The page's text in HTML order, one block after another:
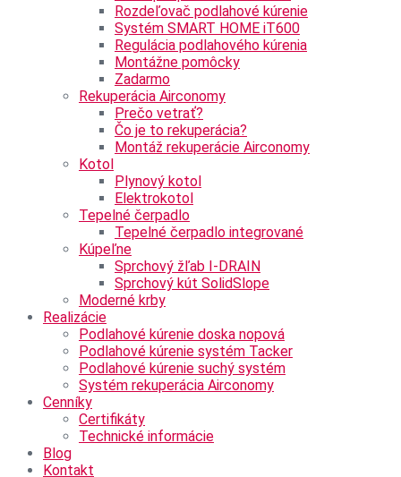
Rozdeľovač podlahové kúrenie
Systém SMART HOME iT600
Regulácia podlahového kúrenia
Montážne pomôcky
Zadarmo
Rekuperácia Airconomy
Prečo vetrať?
Čo je to rekuperácia?
Montáž rekuperácie Airconomy
Kotol
Plynový kotol
Elektrokotol
Tepelné čerpadlo
Tepelné čerpadlo integrované
Kúpeľne
Sprchový žľab I-DRAIN
Sprchový kút SolidSlope
Moderné krby
Realizácie
Podlahové kúrenie doska nopová
Podlahové kúrenie systém Tacker
Podlahové kúrenie suchý systém
Systém rekuperácia Airconomy
Cenníky
Certifikáty
Technické informácie
Blog
Kontakt